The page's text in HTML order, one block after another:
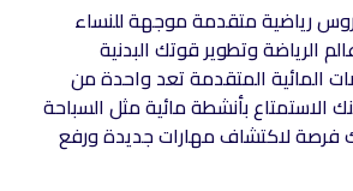
رياضية متقدمة موجهة للنساء
الرياضة وتطوير قوتك البدنية
المائية المتقدمة تعد واحدة من
الاستمتاع بأنشطة مائية مثل السباحة
فرصة لاكتشاف مهارات جديدة ورفع